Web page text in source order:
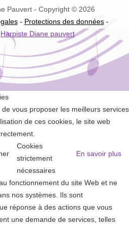
Pauvert - Copyright © 2026
- Protections des données-
Harpiste Diane pauvert
vous proposer les meilleurs services
de ces cookies, le site web
En savoir plus
Cookies
strictement
nécessaires
fonctionnement du site Web et ne
nos systèmes. Ils sont
réponse à des actions que vous
une demande de services, telles